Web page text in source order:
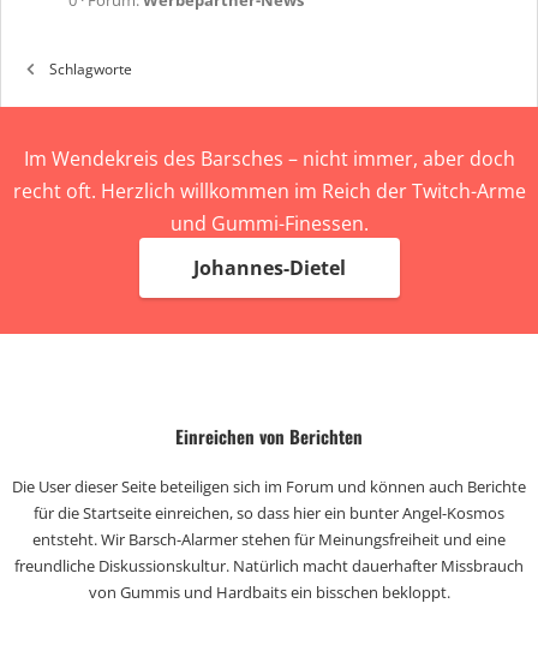
Schlagworte
Im Wendekreis des Barsches – nicht immer, aber doch
recht oft. Herzlich willkommen im Reich der Twitch-Arme
und Gummi-Finessen.
Johannes-Dietel
Einreichen von Berichten
Die User dieser Seite beteiligen sich im Forum und können auch Berichte
für die Startseite einreichen, so dass hier ein bunter Angel-Kosmos
entsteht. Wir Barsch-Alarmer stehen für Meinungsfreiheit und eine
freundliche Diskussionskultur. Natürlich macht dauerhafter Missbrauch
von Gummis und Hardbaits ein bisschen bekloppt.